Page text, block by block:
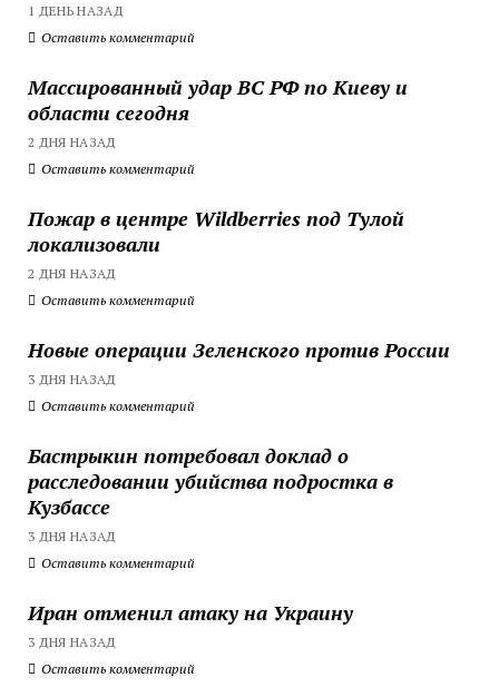
1 ДЕНЬ НАЗАД
Оставить комментарий
Массированный удар ВС РФ по Киеву и
области сегодня
2 ДНЯ НАЗАД
Оставить комментарий
Пожар в центре Wildberries под Тулой
локализовали
2 ДНЯ НАЗАД
Оставить комментарий
Новые операции Зеленского против России
3 ДНЯ НАЗАД
Оставить комментарий
Бастрыкин потребовал доклад о
расследовании убийства подростка в
Кузбассе
3 ДНЯ НАЗАД
Оставить комментарий
Иран отменил атаку на Украину
3 ДНЯ НАЗАД
Оставить комментарий